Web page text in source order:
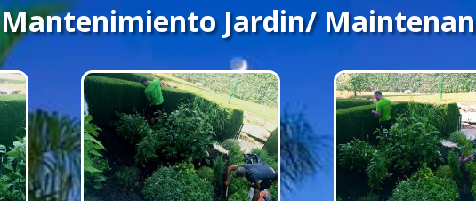
Mantenimiento Jardin/